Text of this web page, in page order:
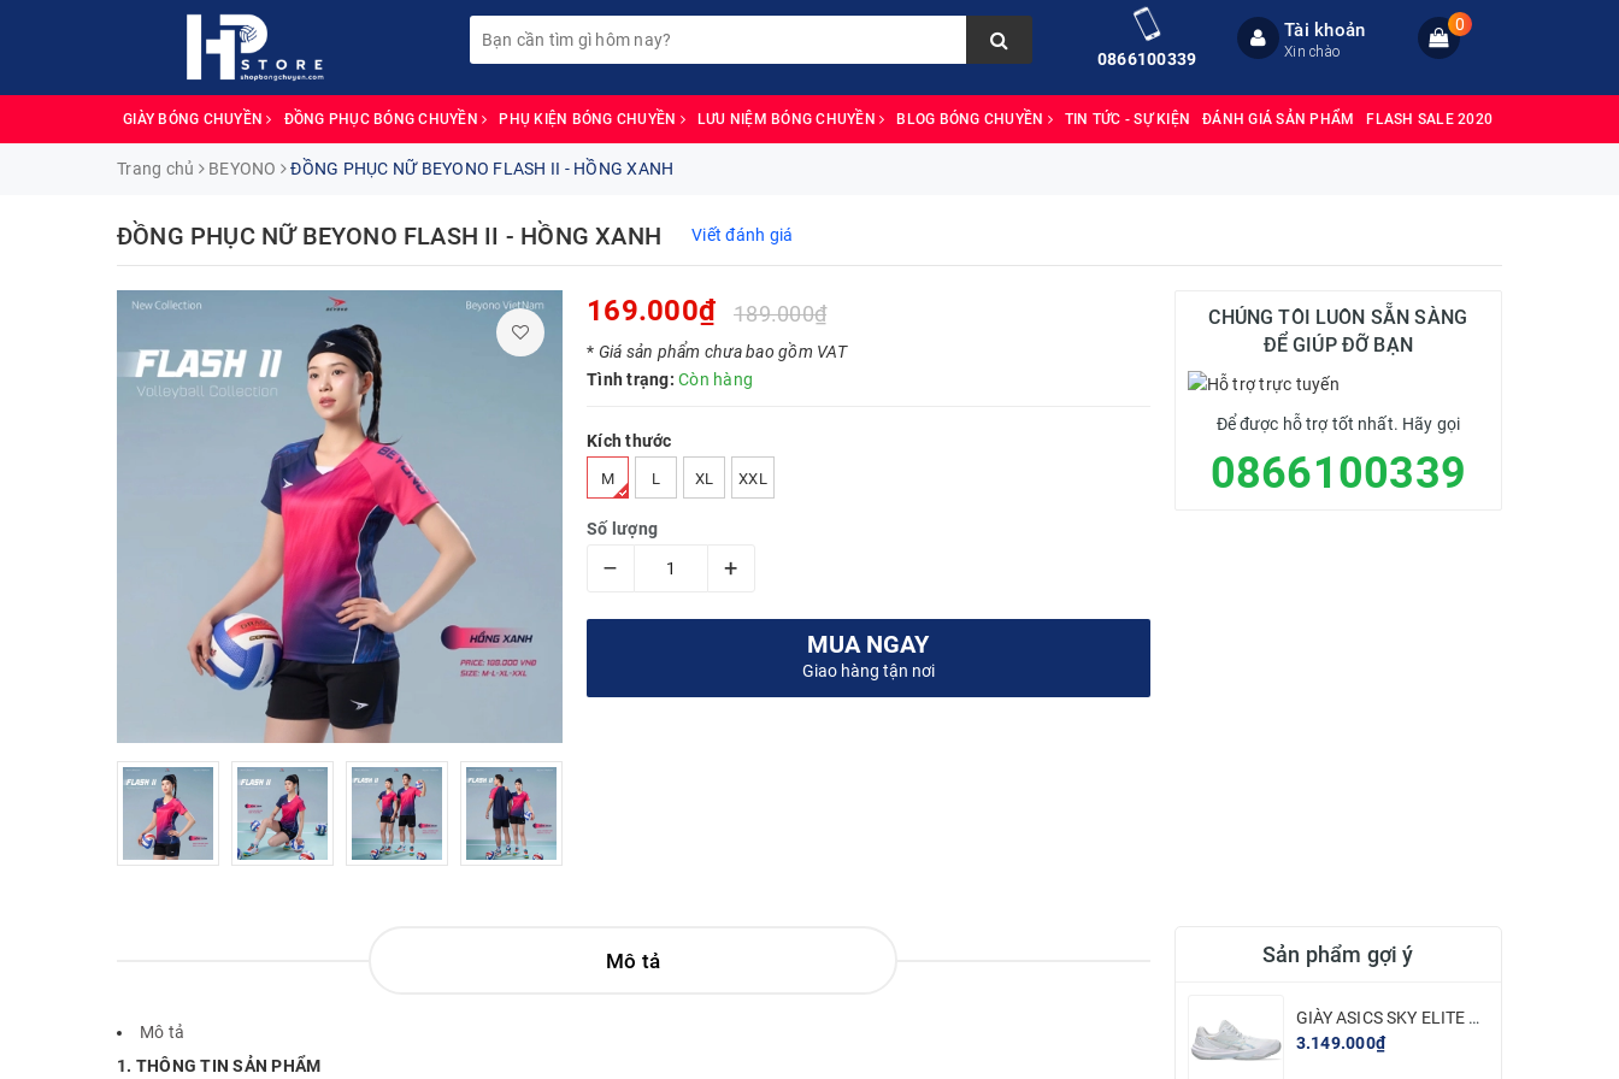
0866100339
Tài khoản
Xin chào
0
GIÀY BÓNG CHUYỀN ĐỒNG PHỤC BÓNG CHUYỀN PHỤ KIỆN BÓNG CHUYỀN LƯU NIỆM BÓNG CHUYỀN BLOG BÓNG CHUYỀN TIN TỨC - SỰ KIỆN ĐÁNH GIÁ SẢN PHẨM FLASH SALE 2020
Trang chủ BEYONO ĐỒNG PHỤC NỮ BEYONO FLASH II - HỒNG XANH
ĐỒNG PHỤC NỮ BEYONO FLASH II - HỒNG XANH Viết đánh giá
169.000₫ 189.000₫
* Giá sản phẩm chưa bao gồm VAT
Tình trạng: Còn hàng
Kích thước
M L XL XXL
Số lượng
– +
MUA NGAY
Giao hàng tận nơi
CHÚNG TÔI LUÔN SẴN SÀNG
ĐỂ GIÚP ĐỠ BẠN
Để được hỗ trợ tốt nhất. Hãy gọi
0866100339
Mô tả
Mô tả
1. THÔNG TIN SẢN PHẨM
Sản phẩm gợi ý
GIÀY ASICS SKY ELITE FF 3 - TRẮNG BẠC
3.149.000₫